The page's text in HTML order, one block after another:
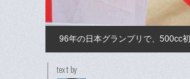
96年の日本グランプリで、500cc
text by